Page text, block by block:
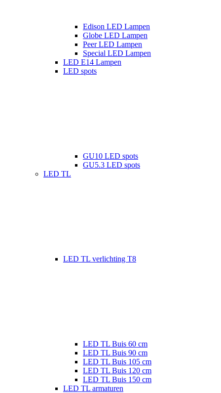
Edison LED Lampen
Globe LED Lampen
Peer LED Lampen
Special LED Lampen
LED E14 Lampen
LED spots
GU10 LED spots
GU5.3 LED spots
LED TL
LED TL verlichting T8
LED TL Buis 60 cm
LED TL Buis 90 cm
LED TL Buis 105 cm
LED TL Buis 120 cm
LED TL Buis 150 cm
LED TL armaturen